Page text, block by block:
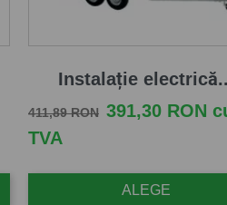
Instalație
Pret de baza
411,89 RON Pret
391,30 RON
TVA
ALEGE